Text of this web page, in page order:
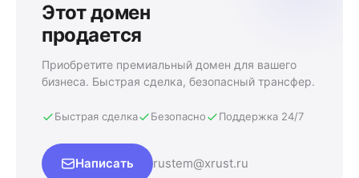
Этот домен
продается
Приобретите премиальный домен для вашего
бизнеса. Быстрая сделка, безопасный трансфер.
Быстрая сделка Безопасно Поддержка 24/7
Написать rustem@xrust.ru